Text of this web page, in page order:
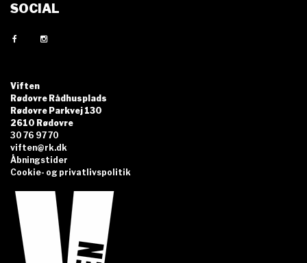
SOCIAL
Viften
Rødovre Rådhusplads
Rødovre Parkvej 130
2610 Rødovre
30 76 97 70
viften@rk.dk
Åbningstider
Cookie- og privatlivspolitik